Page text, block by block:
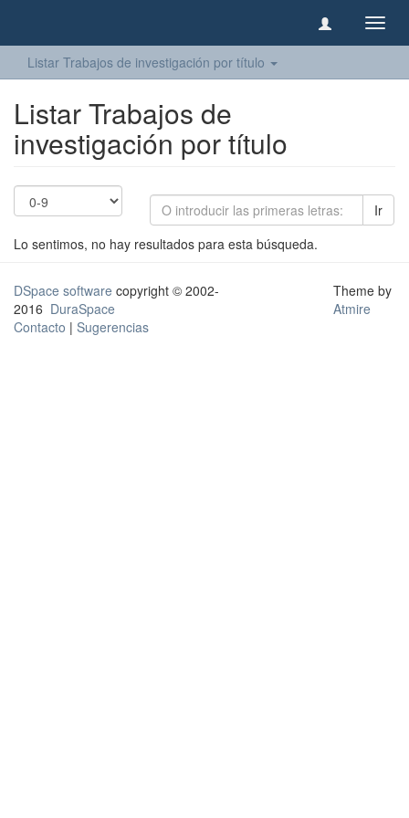
Listar Trabajos de investigación por título
Listar Trabajos de
investigación por título
Ir
Lo sentimos, no hay resultados para esta búsqueda.
DSpace software copyright © 2002-
2016 DuraSpace
Contacto | Sugerencias
Theme by
Atmire